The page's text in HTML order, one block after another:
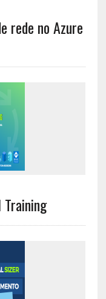
rede no Azure